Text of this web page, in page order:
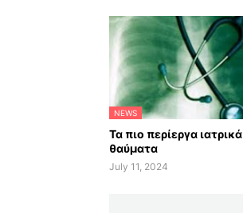
NEWS
Τα πιο περίεργα ιατρικά
θαύματα
July 11, 2024